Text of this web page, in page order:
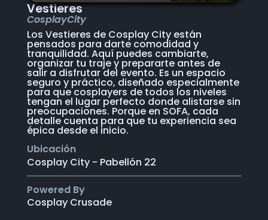
Vestieres
CosplayCity
Los Vestieres de Cosplay City están
pensados para darte comodidad y
tranquilidad. Aquí puedes cambiarte,
organizar tu traje y prepararte antes de
salir a disfrutar del evento. Es un espacio
seguro y práctico, diseñado especialmente
para que cosplayers de todos los niveles
tengan el lugar perfecto donde alistarse sin
preocupaciones. Porque en SOFA, cada
detalle cuenta para que tu experiencia sea
épica desde el inicio.
Ubicación
Cosplay City - Pabellón 22
Powered By
Cosplay Crusade